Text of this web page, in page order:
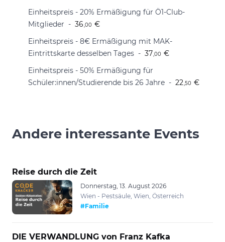
Einheitspreis - 20% Ermäßigung für Ö1-Club-
Mitglieder
36,00 €
Einheitspreis - 8€ Ermäßigung mit MAK-
Eintrittskarte desselben Tages
37,00 €
Einheitspreis - 50% Ermäßigung für
Schüler:innen/Studierende bis 26 Jahre
22,50 €
Andere interessante Events
Reise durch die Zeit
Donnerstag, 13. August 2026
Wien - Pestsäule, Wien, Österreich
#Familie
DIE VERWANDLUNG von Franz Kafka